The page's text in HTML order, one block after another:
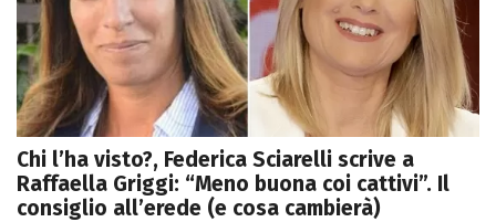
Chi l’ha visto?, Federica Sciarelli scrive a
Raffaella Griggi: “Meno buona coi cattivi”. Il
consiglio all’erede (e cosa cambierà)